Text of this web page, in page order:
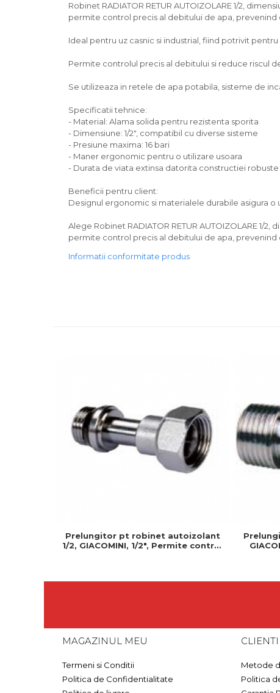
Robinet RADIATOR RETUR AUTOIZOLARE 1/2,
permite control precis al debitului de apa,
Ideal pentru uz casnic si industrial, fiind potrivit pentru
Permite controlul precis al debitului si reduce riscul
Se utilizeaza in retele de apa potabila, sisteme de
Specificatii tehnice:
- Material: Alama solida pentru rezistenta sporita
- Dimensiune: 1/2", compatibil cu diverse sisteme
- Presiune maxima: 16 bari
- Maner ergonomic pentru o utilizare usoara
- Durata de viata extinsa datorita constructiei robuste
Beneficii pentru client:
Designul ergonomic si materialele durabile asigura o
Alege Robinet RADIATOR RETUR AUTOIZOLARE 1/2,
permite control precis al debitului de apa, prevenind
Informatii conformitate produs
Prelungitor pt robinet autoizolant
1/2, GIACOMINI, 1/2", Permite control
MAGAZINUL MEU
Termeni si Conditii
Politica de Confidentialitate
CLIENTI
Metode
Politica